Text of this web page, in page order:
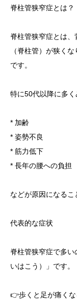
脊柱管狭窄症とは？
脊柱管狭窄症とは、
（脊柱管）が狭く
です。
特に50代以降に多く
* 加齢
* 姿勢不良
* 筋力低下
* 長年の腰への負担
などが原因になるこ
代表的な症状
脊柱管狭窄症で多
いはこう）」です。
👉歩くと足が痛くな